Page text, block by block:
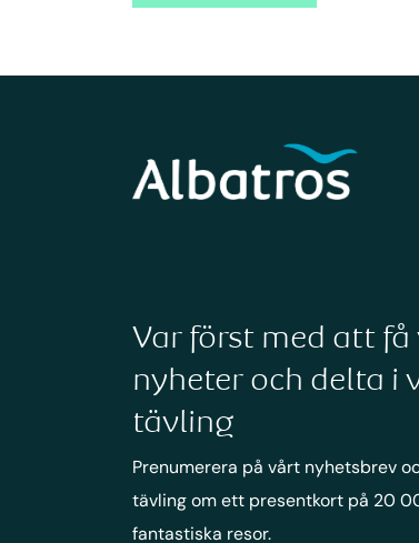
Var först med att få
nyheter och delta i
tävling
Prenumerera på vårt nyhetsbrev
tävling om ett presentkort på 20
fantastiska resor.